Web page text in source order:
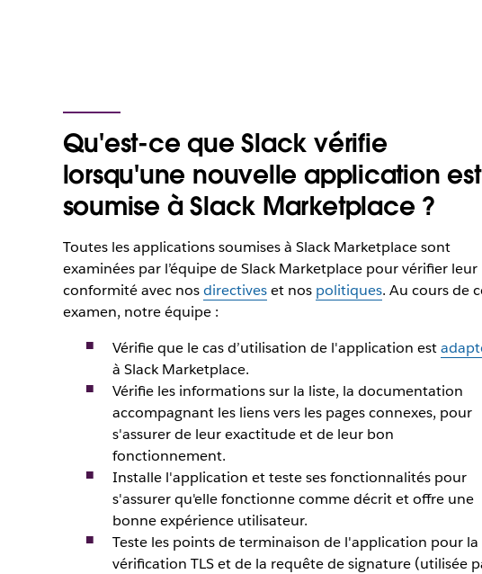
Qu'est-ce que Slack vérifie
lorsqu'une nouvelle application est
soumise à Slack Marketplace ?
Toutes les applications soumises à Slack Marketplace sont
examinées par l’équipe de Slack Marketplace pour vérifier leur
conformité avec nosdirectiveset nos politiques. Au cours de
examen, notre équipe :
Vérifie que le cas d’utilisation de l'application est
à Slack Marketplace.
Vérifie les informations sur la liste, la documentation
accompagnant les liens vers les pages connexes, pour
s'assurer de leur exactitude et de leur bon
fonctionnement.
Installe l'application et teste ses fonctionnalités pour
s'assurer qu'elle fonctionne comme décrit et offre une
bonne expérience utilisateur.
Teste les points de terminaison de l'application pour la
vérification TLS et de la requête de signature (utilisée